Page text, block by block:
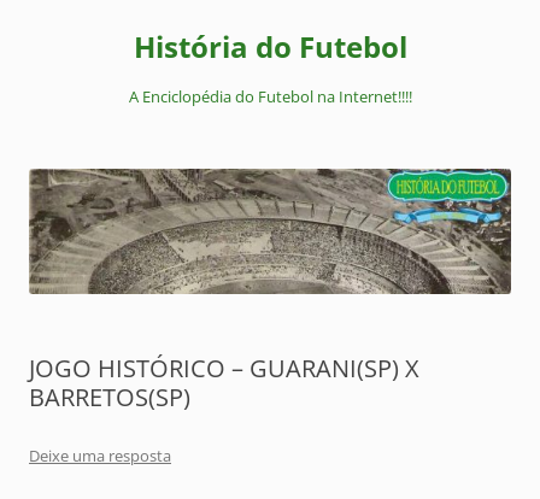
História do Futebol
A Enciclopédia do Futebol na Internet!!!!
JOGO HISTÓRICO – GUARANI(SP) X
BARRETOS(SP)
Deixe uma resposta